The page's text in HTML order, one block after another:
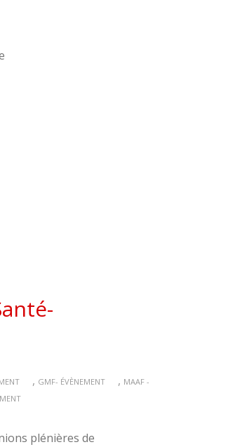
, GMF- ÉVÈNEMENT , MAAF -
plénières de